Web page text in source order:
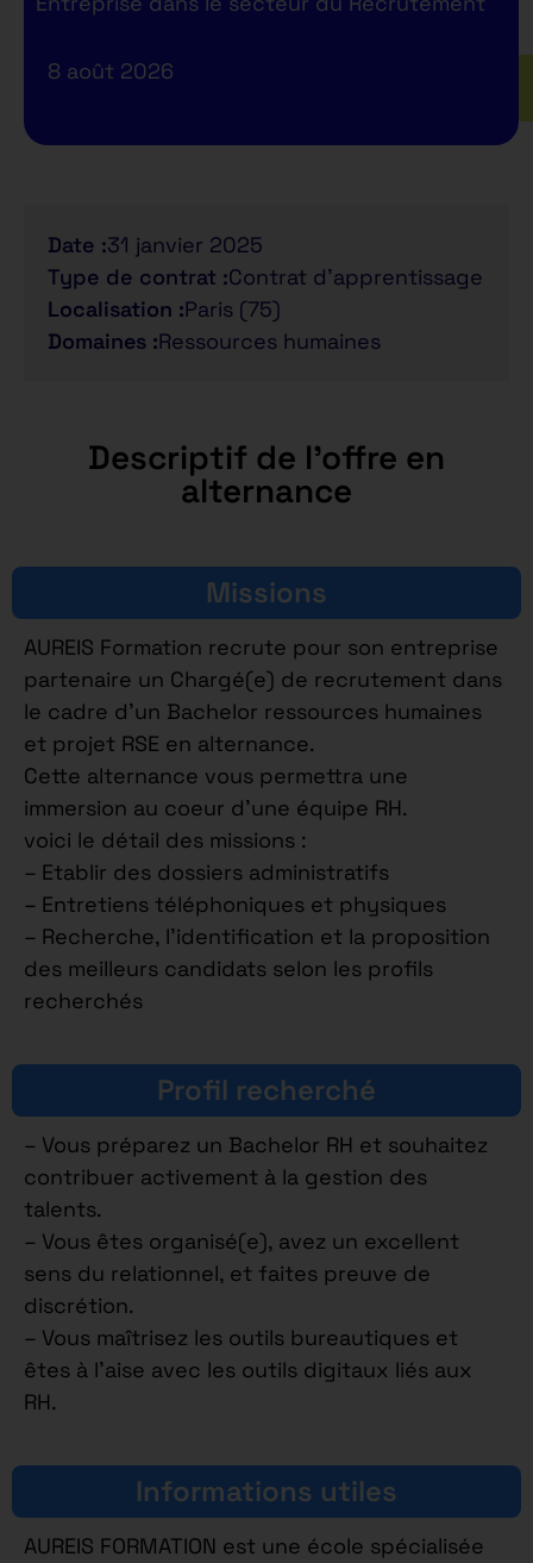
8 août 2026
Date :31 janvier 2025
Type de contrat :Contrat d'apprentissage
Localisation :Paris (75)
Domaines :Ressources humaines
Descriptif de l'offre en
alternance
Missions
AUREIS Formation recrute pour son entreprise
partenaire un Chargé(e) de recrutement dans
le cadre d’un Bachelor ressources humaines
et projet RSE en alternance.
Cette alternance vous permettra une
immersion au coeur d’une équipe RH.
voici le détail des missions :
– Etablir des dossiers administratifs
– Entretiens téléphoniques et physiques
– Recherche, l’identification et la proposition
des meilleurs candidats selon les profils
recherchés
Profil recherché
– Vous préparez un Bachelor RH et souhaitez
contribuer activement à la gestion des
talents.
– Vous êtes organisé(e), avez un excellent
sens du relationnel, et faites preuve de
discrétion.
– Vous maîtrisez les outils bureautiques et
êtes à l’aise avec les outils digitaux liés aux
RH.
Informations utiles
AUREIS FORMATION est une école spécialisée